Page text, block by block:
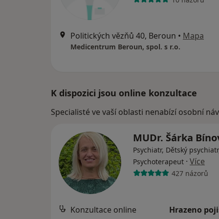
Politických vězňů 40, Beroun • Mapa
Medicentrum Beroun, spol. s r.o.
K dispozici jsou online konzultace
Specialisté ve vaší oblasti nenabízí osobní
MUDr. Šárka
Psychiatr, Dětský
Psychoterapeut · Více
427 názorů
Konzultace online Hrazeno